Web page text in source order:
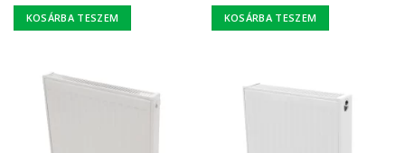
KOSÁRBA TESZEM KOSÁRBA TESZEM